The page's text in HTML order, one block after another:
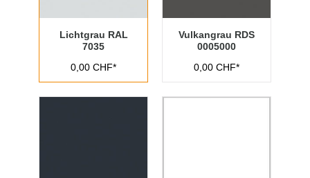
Lichtgrau RAL
7035
0,00 CHF*
Vulkangrau RDS
0005000
0,00 CHF*